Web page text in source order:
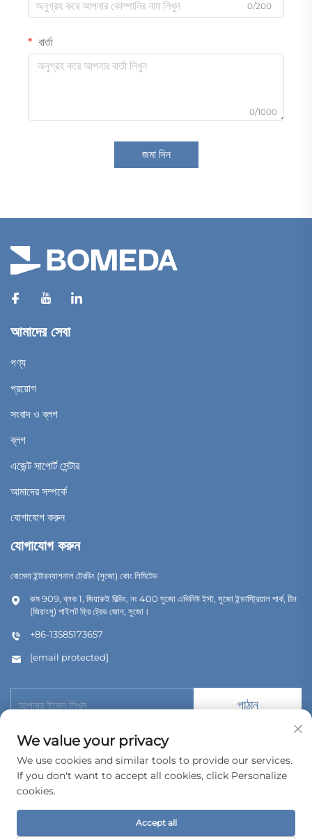
0/200
বার্তা
0/1000
জমা দিন
আমাদের সেবা
পণ্য
প্রয়োগ
সংবাদ ও ব্লগ
ব্লগ
এজেন্ট সাপোর্ট সেন্টার
আমাদের সম্পর্কে
যোগাযোগ করুন
যোগাযোগ করুন
বোমেদা ইন্টারন্যাশনাল ট্রেডিং (সুজো) কোং লিমিটেড
রুম 909, ব্লক 1, জিয়ারুই বিল্ডিং, নং 400 সুজো এভিনিউ ইস্ট, সুজো ইন্ডাস্ট্রিয়াল পার্ক, চীন
(জিয়াংসু) পাইলট ফ্রি ট্রেড জোন, সুজো।
+86-13585173657
[email protected]
পাঠান
কপিরাইট © 2026 বোমেদা ইন্টারন্যাশনাল ট্রেডিং (সুজৌ) কোং, লিমিটেড। সর্বস্বত্ব সংরক্ষিত।
গোপনীয়তা নীতি
We value your privacy
We use cookies and similar tools to provide our services.
If you don't want to accept all cookies, click Personalize
cookies.
Accept all